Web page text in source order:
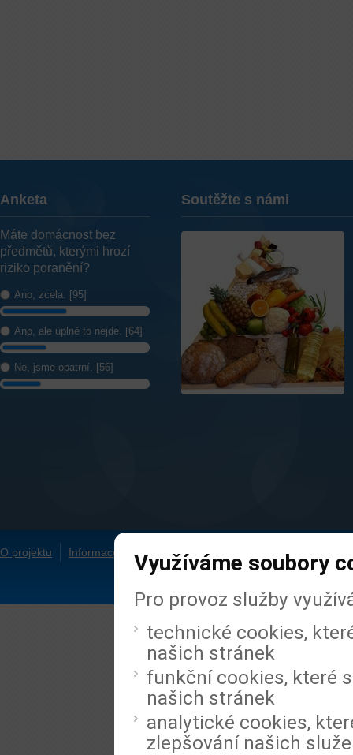
Anketa
Máte domácnost bez
předmětů, kterými hrozí
riziko poranění?
Ano, zcela. [95]
Ano, ale úplně to nejde. [64]
Ne, jsme opatrní. [56]
Soutěžte s námi
O projektu Informace pro média Redakční rada Napsali o nás
Využíváme soubory
Pro provoz služby
technické cookies,
našich stránek
funkční cookies, které
našich stránek
analytické cookies,
zlepšování našich